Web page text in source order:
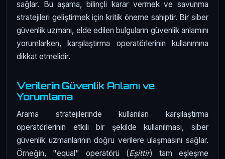
sağlar. Bu aşama, bilinçli karar vermek ve savunma
stratejileri geliştirmek için kritik öneme sahiptir. Bir siber
güvenlik uzmanı, elde edilen bulguların güvenlik anlamını
yorumlarken, karşılaştırma operatörlerinin kullanımına
dikkat etmelidir.
Verilerin Güvenlik Anlamı ve
Yorumlama
Arama stratejilerinde kullanılan karşılaştırma
operatörlerinin etkili bir şekilde kullanılması, siber
güvenlik uzmanlarının doğru verilere ulaşmasını sağlar.
Örneğin, "equal" operatörü (Eşittir) tam eşleşme